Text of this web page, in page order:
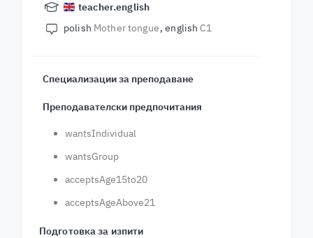
teacher.english
polish Mother tongue english C1
Специализации за преподаване
Преподавателски предпочитания
wantsIndividual
wantsGroup
acceptsAge15to20
acceptsAgeAbove21
Подготовка за изпити